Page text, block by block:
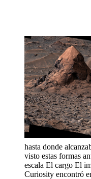
hasta donde
visto estas formas
escala El cargo El
Curiosity encontró